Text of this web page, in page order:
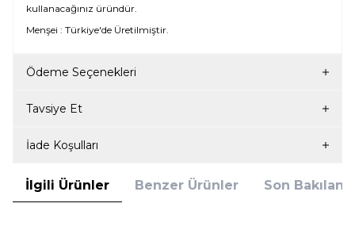
kullanacağınız üründür.
Menşei : Türkiye'de Üretilmiştir.
Ödeme Seçenekleri
Tavsiye Et
İade Koşulları
İlgili Ürünler Benzer Ürünler Son